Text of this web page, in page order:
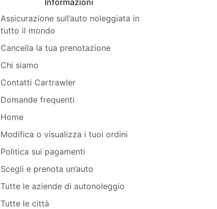
Assicurazione sull’auto noleggiata in
tutto il mondo
Cancella la tua prenotazione
Chi siamo
Contatti Cartrawler
Domande frequenti
Home
Modifica o visualizza i tuoi ordini
Politica sui pagamenti
Scegli e prenota un’auto
Tutte le aziende di autonoleggio
Tutte le città